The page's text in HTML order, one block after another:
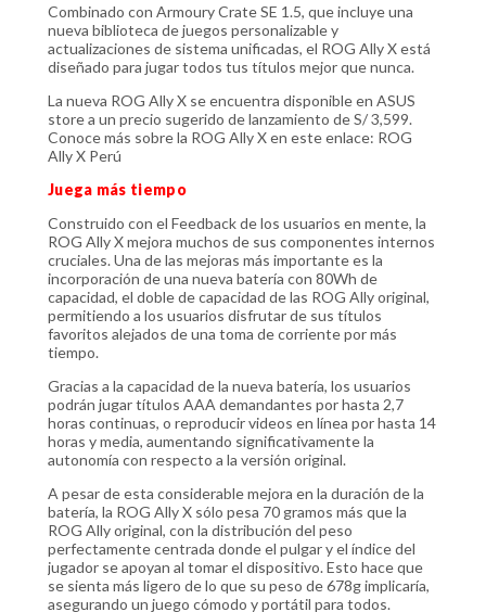
Combinado con Armoury Crate SE 1.5, que incluye una
nueva biblioteca de juegos personalizable y
actualizaciones de sistema unificadas, el ROG Ally X está
diseñado para jugar todos tus títulos mejor que nunca.
La nueva ROG Ally X se encuentra disponible en ASUS
store a un precio sugerido de lanzamiento de S/ 3,599.
Conoce más sobre la ROG Ally X en este enlace: ROG
Ally X Perú
Juega más tiempo
Construido con el Feedback de los usuarios en mente, la
ROG Ally X mejora muchos de sus componentes internos
cruciales. Una de las mejoras más importante es la
incorporación de una nueva batería con 80Wh de
capacidad, el doble de capacidad de las ROG Ally original,
permitiendo a los usuarios disfrutar de sus títulos
favoritos alejados de una toma de corriente por más
tiempo.
Gracias a la capacidad de la nueva batería, los usuarios
podrán jugar títulos AAA demandantes por hasta 2,7
horas continuas, o reproducir videos en línea por hasta 14
horas y media, aumentando significativamente la
autonomía con respecto a la versión original.
A pesar de esta considerable mejora en la duración de la
batería, la ROG Ally X sólo pesa 70 gramos más que la
ROG Ally original, con la distribución del peso
perfectamente centrada donde el pulgar y el índice del
jugador se apoyan al tomar el dispositivo. Esto hace que
se sienta más ligero de lo que su peso de 678g implicaría,
asegurando un juego cómodo y portátil para todos.